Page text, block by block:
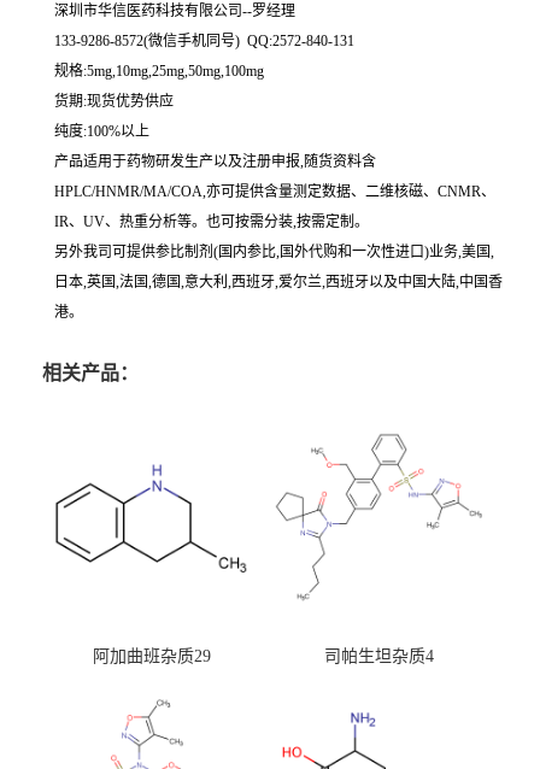
深圳市华信医药科技有限公司--罗经理
133-9286-8572(微信手机同号) QQ:2572-840-131
规格:5mg,10mg,25mg,50mg,100mg
货期:现货优势供应
纯度:100%以上
产品适用于药物研发生产以及注册申报,随货资料含
HPLC/HNMR/MA/COA,亦可提供含量测定数据、二维核磁、CNMR、
IR、UV、热重分析等。也可按需分装,按需定制。
另外我司可提供参比制剂(国内参比,国外代购和一次性进口)业务,美国,
日本,英国,法国,德国,意大利,西班牙,爱尔兰,西班牙以及中国大陆,中国香
港。
相关产品：
阿加曲班杂质29 司帕生坦杂质4